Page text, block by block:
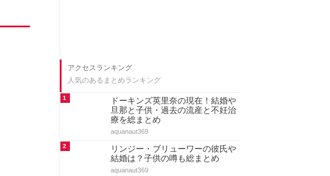
アクセスランキング
人気のあるまとめランキング
1
ドーキンズ英里奈の現在！結婚や
旦那と子供・過去の流産と不妊治
療を総まとめ
aquanaut369
2
リンジー・ブリューワーの彼氏や
結婚は？子供の噂も総まとめ
aquanaut369